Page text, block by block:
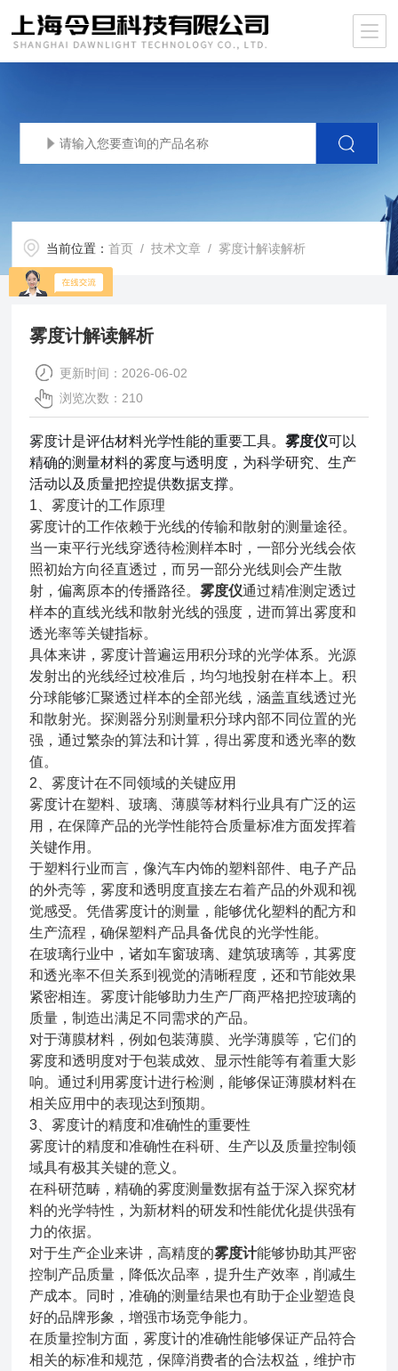
当前位置：首页 /技术文章 / 雾度计解读解析
雾度计解读解析
更新时间：2026-06-02
浏览次数：210
雾度计是评估材料光学性能的重要工具。雾度仪可以
精确的测量材料的雾度与透明度，为科学研究、生产
活动以及质量把控提供数据支撑。
1、雾度计的工作原理
雾度计的工作依赖于光线的传输和散射的测量途径。
当一束平行光线穿透待检测样本时，一部分光线会依
照初始方向径直透过，而另一部分光线则会产生散
射，偏离原本的传播路径。雾度仪通过精准测定透过
样本的直线光线和散射光线的强度，进而算出雾度和
透光率等关键指标。
具体来讲，雾度计普遍运用积分球的光学体系。光源
发射出的光线经过校准后，均匀地投射在样本上。积
分球能够汇聚透过样本的全部光线，涵盖直线透过光
和散射光。探测器分别测量积分球内部不同位置的光
强，通过繁杂的算法和计算，得出雾度和透光率的数
值。
2、雾度计在不同领域的关键应用
雾度计在塑料、玻璃、薄膜等材料行业具有广泛的运
用，在保障产品的光学性能符合质量标准方面发挥着
关键作用。
于塑料行业而言，像汽车内饰的塑料部件、电子产品
的外壳等，雾度和透明度直接左右着产品的外观和视
觉感受。凭借雾度计的测量，能够优化塑料的配方和
生产流程，确保塑料产品具备优良的光学性能。
在玻璃行业中，诸如车窗玻璃、建筑玻璃等，其雾度
和透光率不但关系到视觉的清晰程度，还和节能效果
紧密相连。雾度计能够助力生产厂商严格把控玻璃的
质量，制造出满足不同需求的产品。
对于薄膜材料，例如包装薄膜、光学薄膜等，它们的
雾度和透明度对于包装成效、显示性能等有着重大影
响。通过利用雾度计进行检测，能够保证薄膜材料在
相关应用中的表现达到预期。
3、雾度计的精度和准确性的重要性
雾度计的精度和准确性在科研、生产以及质量控制领
域具有极其关键的意义。
在科研范畴，精确的雾度测量数据有益于深入探究材
料的光学特性，为新材料的研发和性能优化提供强有
力的依据。
对于生产企业来讲，高精度的雾度计能够协助其严密
控制产品质量，降低次品率，提升生产效率，削减生
产成本。同时，准确的测量结果也有助于企业塑造良
好的品牌形象，增强市场竞争能力。
在质量控制方面，雾度计的准确性能够保证产品符合
相关的标准和规范，保障消费者的合法权益，维护市